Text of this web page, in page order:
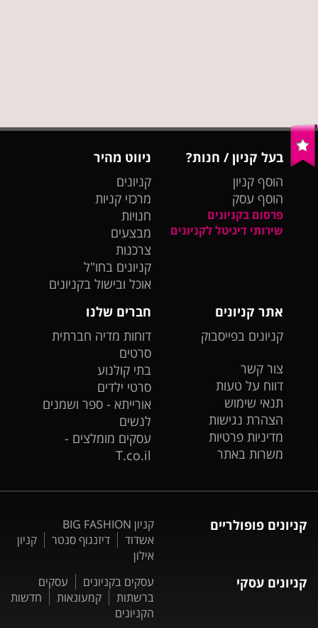
בעל קניון / חנות?
הוסף קניון
הוסף עסק
פרסום בקניונים
שירותי דיגיטל לקניונים
ניווט מהיר
קניונים
מרכזי קניות
חנויות
מבצעים
צרכנות
קניונים בחו"ל
אוכל ובישול בקניונים
אתר קניונים
קניונים בפייסבוק
צור קשר
דווח על טעות
תנאי שימוש
הצהרת נגישות
מדיניות פרטיות
משרות באתר
חברים שלנו
דוחות מדיה חברתית
סרטים
בתי קולנוע
סרטי ילדים
אורייתא - ספר ושמנים
לנשים
עסקים מומלצים -
T.co.il
קניונים פופולריים
קניון BIG FASHION
אשדוד
דיזנגוף סנטר
קניון
אילון
קניונים עסקי עסקים בקניונים
עסקים
ברשתות
קמעונאות
חדשות
הקניונים